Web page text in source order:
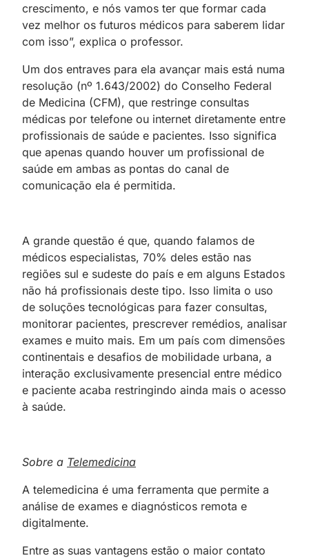
crescimento, e nós vamos ter que formar cada
vez melhor os futuros médicos para saberem lidar
com isso”, explica o professor.
Um dos entraves para ela avançar mais está numa
resolução (nº 1.643/2002) do Conselho Federal
de Medicina (CFM), que restringe consultas
médicas por telefone ou internet diretamente entre
profissionais de saúde e pacientes. Isso significa
que apenas quando houver um profissional de
saúde em ambas as pontas do canal de
comunicação ela é permitida.
A grande questão é que, quando falamos de
médicos especialistas, 70% deles estão nas
regiões sul e sudeste do país e em alguns Estados
não há profissionais deste tipo. Isso limita o uso
de soluções tecnológicas para fazer consultas,
monitorar pacientes, prescrever remédios, analisar
exames e muito mais. Em um país com dimensões
continentais e desafios de mobilidade urbana, a
interação exclusivamente presencial entre médico
e paciente acaba restringindo ainda mais o acesso
à saúde.
Sobre a Telemedicina
A telemedicina é uma ferramenta que permite a
análise de exames e diagnósticos remota e
digitalmente.
Entre as suas vantagens estão o maior contato